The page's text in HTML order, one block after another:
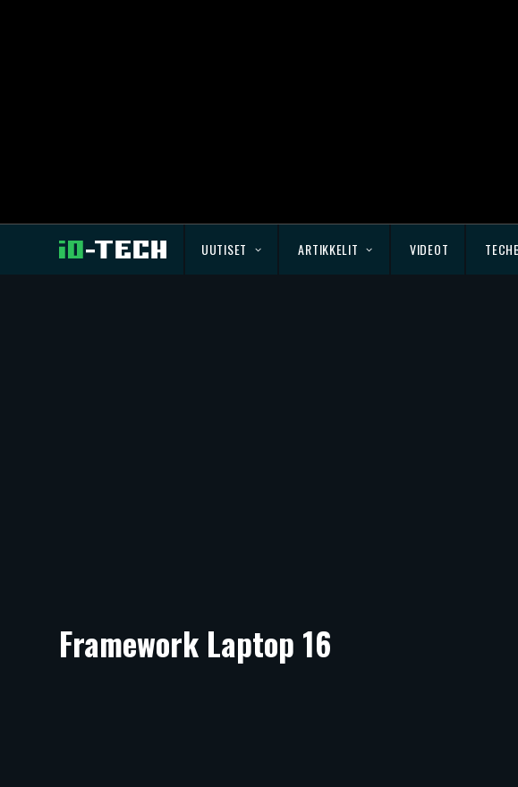
UUTISET ARTIKKELIT VIDEOT
Framework Laptop 16